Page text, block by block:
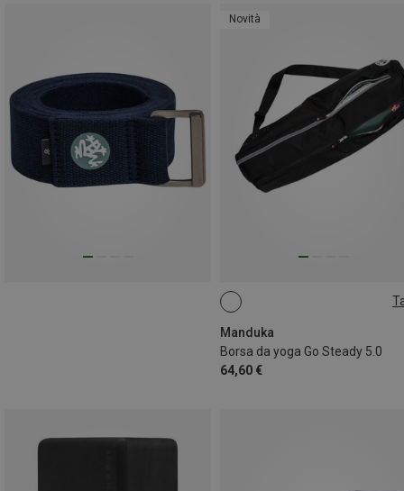
Novità
Manduka
Borsa da yoga Go Steady 5.0
64,60 €
ONE SIZE